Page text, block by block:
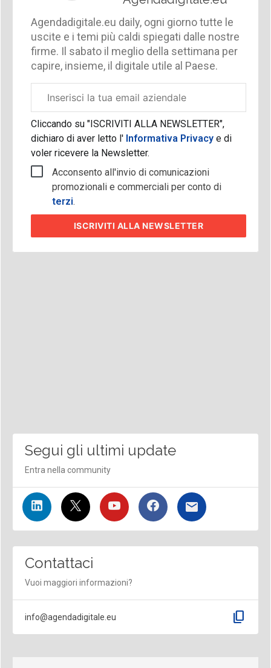
Agendadigitale.eu daily, ogni giorno tutte le
uscite e i temi più caldi spiegati dalle nostre
firme. Il sabato il meglio della settimana per
capire, insieme, il digitale utile al Paese.
aziendale
Cliccando su "ISCRIVITI ALLA NEWSLETTER",
dichiaro di aver letto l'Informativa Privacy e di
voler ricevere la Newsletter.
Acconsento all'invio di comunicazioni
promozionali e commerciali per conto di
terzi.
ISCRIVITI ALLA NEWSLETTER
Segui gli ultimi update
Entra nella community
Contattaci
Vuoi maggiori informazioni?
info@agendadigitale.eu content_copy